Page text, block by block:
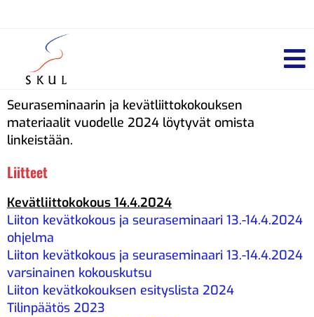
Seuraseminaarin ja kevätliittokokouksen
materiaalit vuodelle 2024 löytyvät omista
linkeistään.
Liitteet
Kevätliittokokous 14.4.2024
Liiton kevätkokous ja seuraseminaari 13.-14.4.2024
ohjelma
Liiton kevätkokous ja seuraseminaari 13.-14.4.2024
varsinainen kokouskutsu
Liiton kevätkokouksen esityslista 2024
Tilinpäätös 2023